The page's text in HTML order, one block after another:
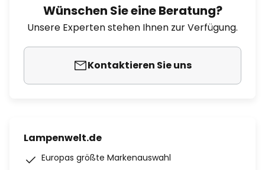
Wünschen Sie eine Beratung?
Unsere Experten stehen Ihnen zur Verfügung.
Kontaktieren Sie uns
Lampenwelt.de
Europas größte Markenauswahl